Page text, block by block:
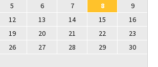
5 6 7 8
9
12 13 14 15
16
19 20 21 22
23
26 27 28 29
30